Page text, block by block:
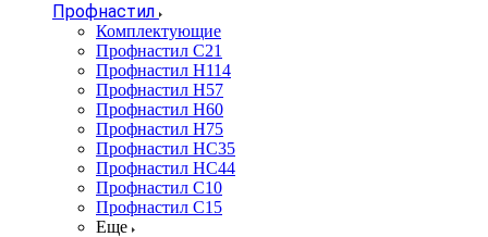
Профнастил
Комплектующие
Профнастил C21
Профнастил Н114
Профнастил Н57
Профнастил Н60
Профнастил Н75
Профнастил НС35
Профнастил НС44
Профнастил С10
Профнастил С15
Еще